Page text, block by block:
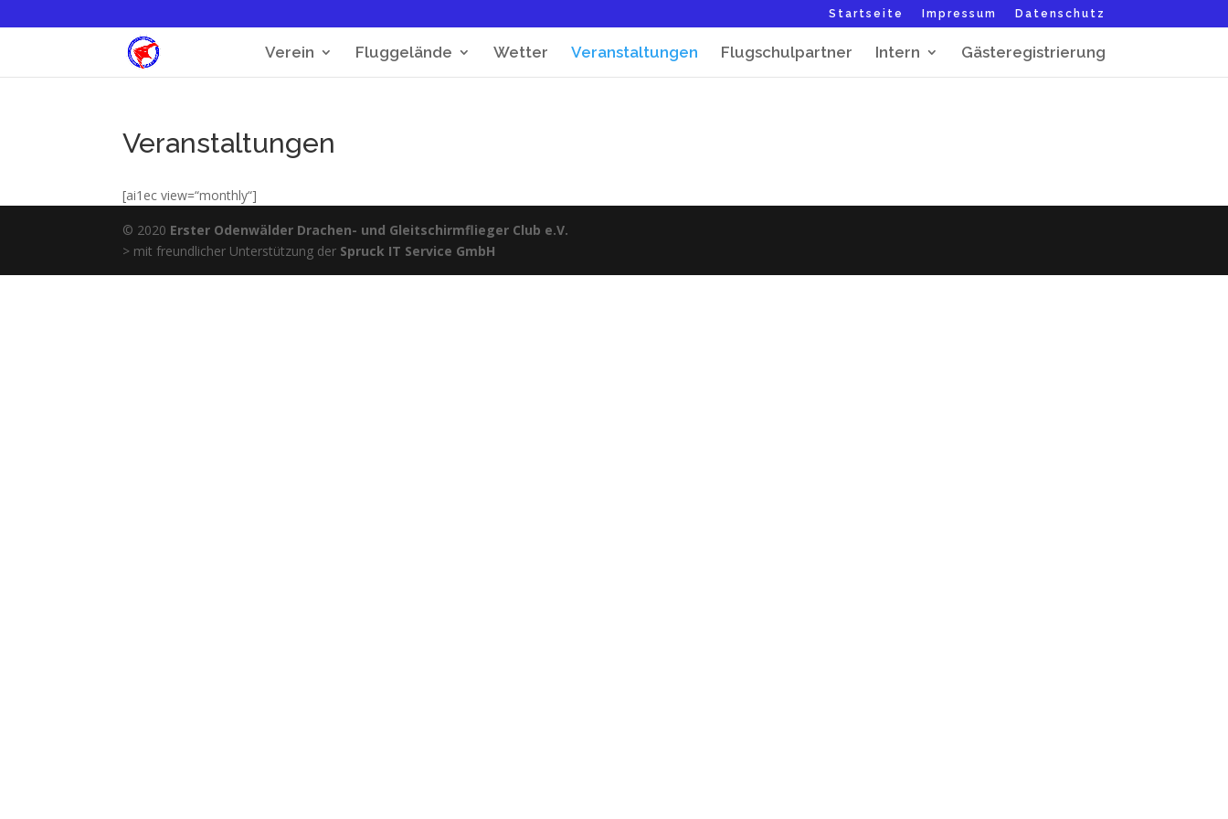
Startseite Impressum Datenschutz
Verein Fluggelände Wetter Veranstaltungen Flugschulpartner Intern Gästeregistrierung
Veranstaltungen
[ai1ec view=“monthly“]
© 2020 Erster Odenwälder Drachen- und Gleitschirmflieger Club e.V.
> mit freundlicher Unterstützung der Spruck IT Service GmbH